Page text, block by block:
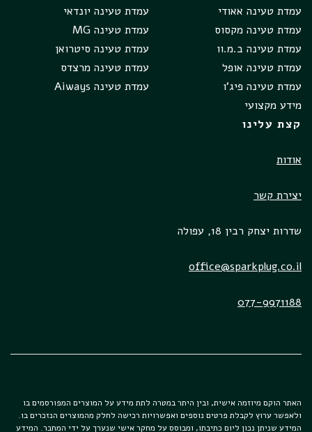
עמדת טעינה אאודי
עמדת טעינה מקסוס
עמדת טעינה ב.מ.וו
עמדת טעינה אופל
עמדת טעינה פיג'ו
מידע מקצועי
עמדת טעינה יונדאי
עמדת טעינה MG
עמדת טעינה סיטרואן
עמדת טעינה מרצדס
עמדת טעינה Aiways
קצת עלינו
אודות
יצירת קשר
שדרות יצחק רבין 18, עפולה
office@sparkplug.co.il
077-9971188
האתר הוקם מיוזמה אישית, ובין היתר במטרה לתת מידע על המוצרים המפורסמים בו
ולאפשר ערוץ לקבלת פרטים נוספים ואפשרויות רכישה לחלק מהמוצרים הנזכרים בו.
המידע שניתן נכון ליום כתיבתו, ומבוסס על מחקר אישי שנערך על ידי המחבר. המידע